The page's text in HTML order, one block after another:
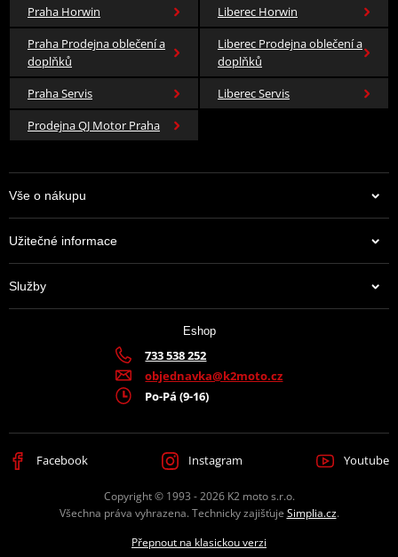
Praha Horwin
Liberec Horwin
Praha Prodejna oblečení a
doplňků
Liberec Prodejna oblečení a
doplňků
Praha Servis
Liberec Servis
Prodejna QJ Motor Praha
Vše o nákupu
Užitečné informace
Služby
Eshop
733 538 252
objednavka@k2moto.cz
Po-Pá (9-16)
Facebook Instagram Youtube
Copyright © 1993 - 2026 K2 moto s.r.o.
Všechna práva vyhrazena. Technicky zajišťuje Simplia.cz.
Přepnout na klasickou verzi